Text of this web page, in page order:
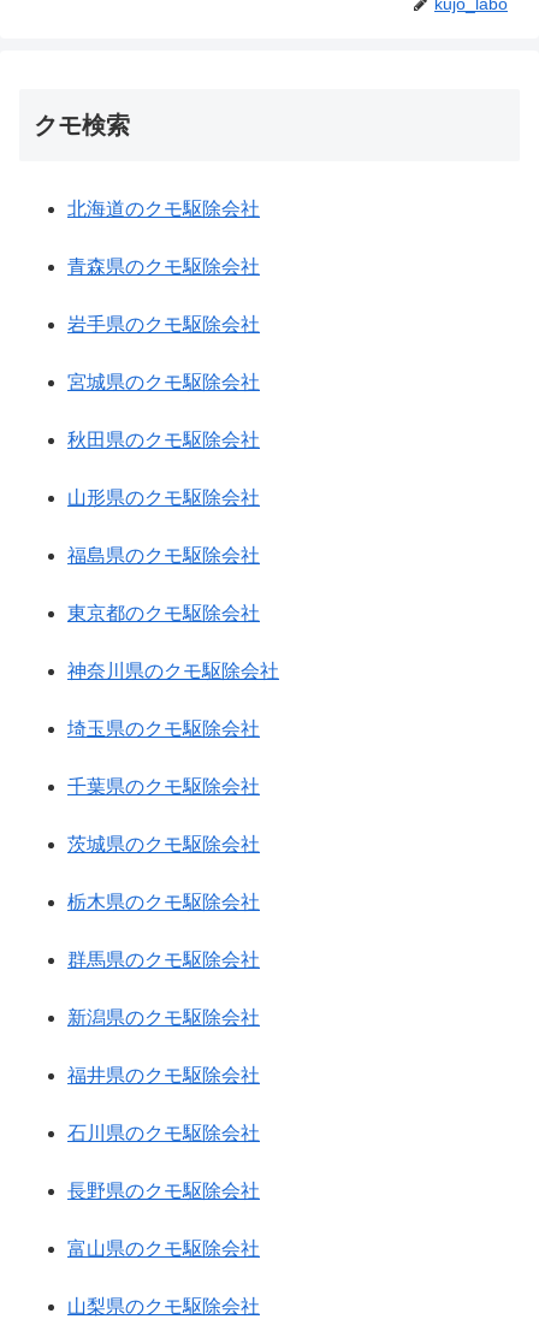
クモ検索
北海道のクモ駆除会社
青森県のクモ駆除会社
岩手県のクモ駆除会社
宮城県のクモ駆除会社
秋田県のクモ駆除会社
山形県のクモ駆除会社
福島県のクモ駆除会社
東京都のクモ駆除会社
神奈川県のクモ駆除会社
埼玉県のクモ駆除会社
千葉県のクモ駆除会社
茨城県のクモ駆除会社
栃木県のクモ駆除会社
群馬県のクモ駆除会社
新潟県のクモ駆除会社
福井県のクモ駆除会社
石川県のクモ駆除会社
長野県のクモ駆除会社
富山県のクモ駆除会社
山梨県のクモ駆除会社